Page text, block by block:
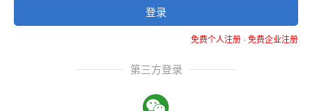
登录
免费个人注册-免费企业注册
第三方登录